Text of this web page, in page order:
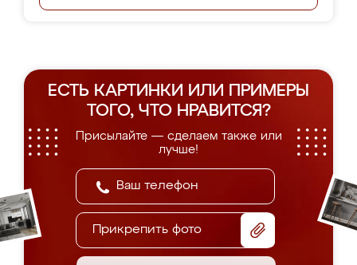
ЕСТЬ КАРТИНКИ ИЛИ ПРИМЕРЫ
ТОГО, ЧТО НРАВИТСЯ?
Присылайте — сделаем также или
лучше!
Прикрепить фото